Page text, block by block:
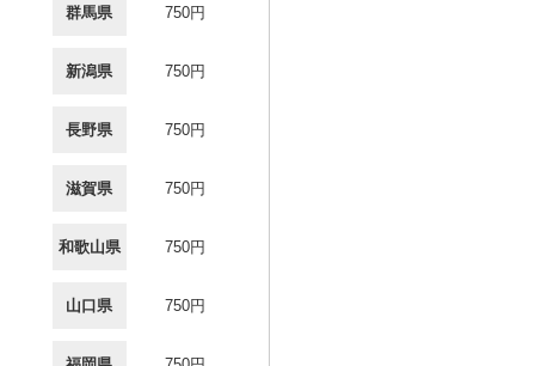
群馬県 750円
新潟県 750円
長野県 750円
滋賀県 750円
和歌山県 750円
山口県 750円